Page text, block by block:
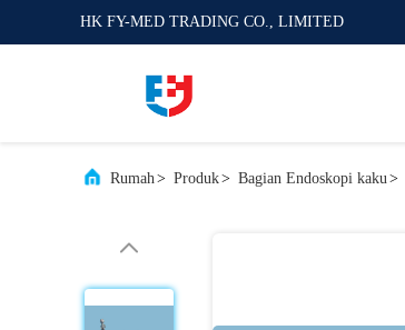
HK FY-MED TRADING CO., LIMITED
Rumah> Produk> Bagian Endoskopi kaku>